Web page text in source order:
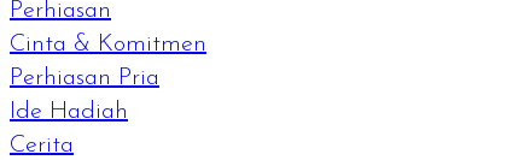
Perhiasan
Cinta & Komitmen
Perhiasan Pria
Ide Hadiah
Cerita